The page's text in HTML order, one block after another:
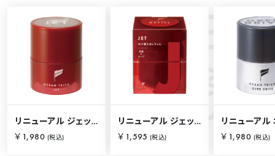
リニューアル ジェット 80g
￥1,980 (税込)
リニューアル ジェット 80g【詰替用】
￥1,595 (税込) ￥1,980 (税込)
O
C
E
A
N
I
T
E
M